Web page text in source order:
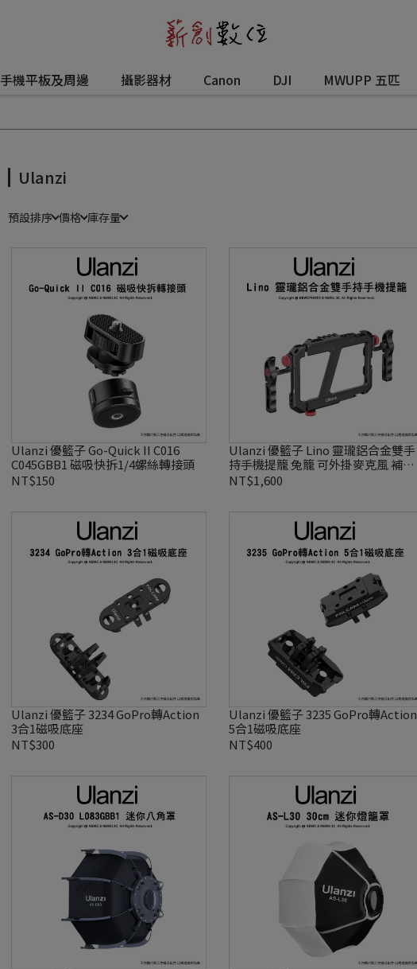
手機平板及周邊 攝影器材 Canon DJI MWUPP 五匹
Ulanzi
預設排序 價格 庫存量
Ulanzi 優籃子 Go-Quick II C016
C045GBB1 磁吸快拆1/4螺絲轉接頭
NT$150
Ulanzi 優籃子 Lino 靈瓏鋁合金雙手
持手機提籠 兔籠 可外掛麥克風 補光
燈
NT$1,600
Ulanzi 優籃子 3234 GoPro轉Action
3合1磁吸底座
NT$300
Ulanzi 優籃子 3235 GoPro轉Action
5合1磁吸底座
NT$400